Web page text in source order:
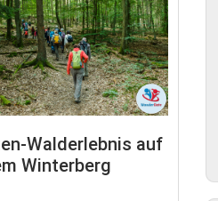
Walderlebnis auf
Winterberg